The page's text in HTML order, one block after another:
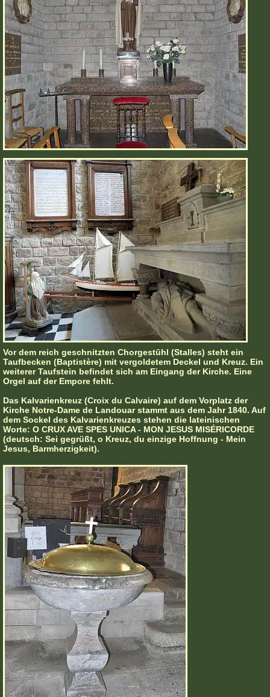
Vor dem reich geschnitzten Chorgestühl (Stalles) steht ein
Taufbecken (Baptistère) mit vergoldetem Deckel und Kreuz. Ein
weiterer Taufstein befindet sich am Eingang der Kirche. Eine
Orgel auf der Empore fehlt.
Das Kalvarienkreuz (Croix du Calvaire) auf dem Vorplatz der
Kirche Notre-Dame de Landouar stammt aus dem Jahr 1840. Auf
dem Sockel des Kalvarienkreuzes stehen die lateinischen
Worte: O CRUX AVE SPES UNICA - MON JESUS MISÉRICORDE
(deutsch: Sei gegrüßt, o Kreuz, du einzige Hoffnung - Mein
Jesus, Barmherzigkeit).